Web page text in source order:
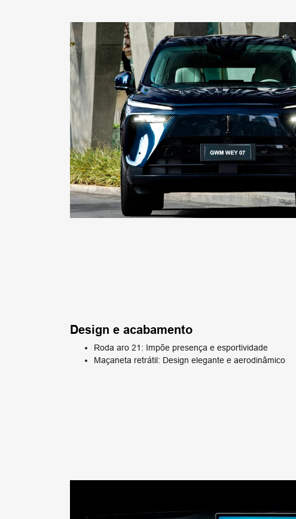
Design e acabamento
Roda aro 21: Impõe presença e esportividade
Maçaneta retrátil: Design elegante e aerodinâmico